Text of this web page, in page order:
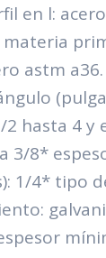
en l:
materia
astm
2 hasta 4 y
3/8*
1/4* tipo